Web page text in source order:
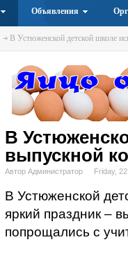
Объявления
В Устюженской детской школе
В
выпускной
Автор Администратор Friday,
В Устюженской
яркий праздник –
попрощались с